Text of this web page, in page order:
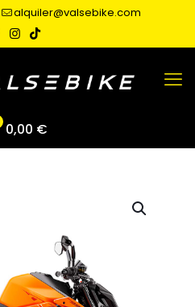
alquiler@valsebike.com
0,00 €